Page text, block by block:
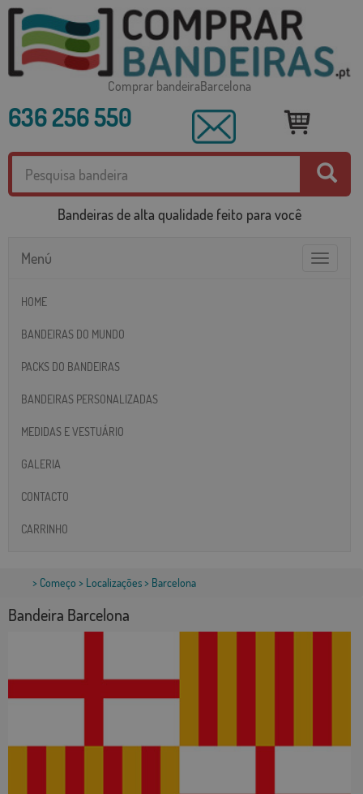
Comprar bandeiraBarcelona
636 256 550
Bandeiras de alta qualidade feito para você
Toggle
Menú
HOME
BANDEIRAS DO MUNDO
PACKS DO BANDEIRAS
BANDEIRAS PERSONALIZADAS
MEDIDAS E VESTUÁRIO
GALERIA
CONTACTO
CARRINHO
> Começo > Localizações> Barcelona
Bandeira Barcelona